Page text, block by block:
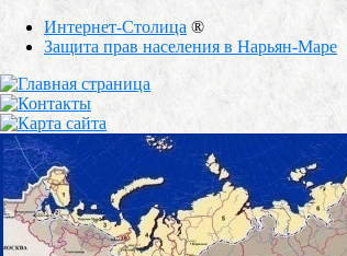
Интернет-Столица ®
Защита прав населения в Нарьян-Маре